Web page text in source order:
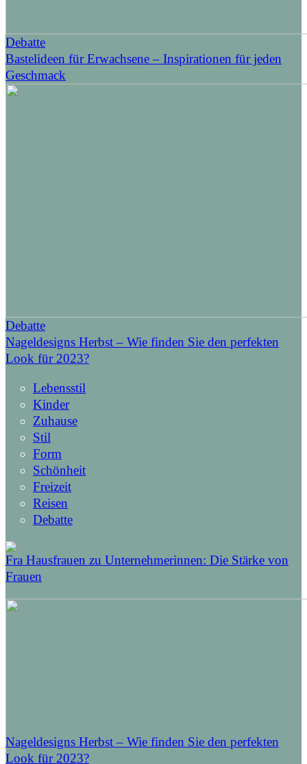
Debatte
Bastelideen für Erwachsene – Inspirationen für jeden
Geschmack
Debatte
Nageldesigns Herbst – Wie finden Sie den perfekten
Look für 2023?
Lebensstil
Kinder
Zuhause
Stil
Form
Schönheit
Freizeit
Reisen
Debatte
Fra Hausfrauen zu Unternehmerinnen: Die Stärke von
Frauen
Nageldesigns Herbst – Wie finden Sie den perfekten
Look für 2023?